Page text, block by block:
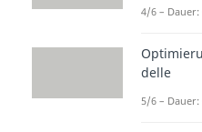
wie viel
bringt.
DieFormel
4/6 – Dauer:
delle
5/6 – Dauer: